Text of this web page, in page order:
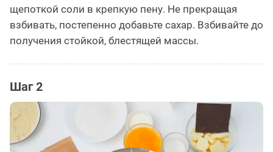
щепоткой соли в крепкую пену. Не прекращая
взбивать, постепенно добавьте сахар. Взбивайте до
получения стойкой, блестящей массы.
Шаг 2